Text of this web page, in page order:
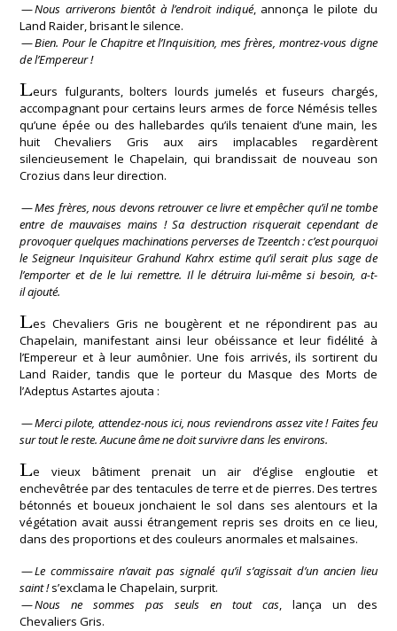
—Nous arriverons bientôt à l’endroit indiqué, annonça le pilote du
Land Raider, brisant le silence.
—Bien. Pour le Chapitre et l’Inquisition, mes frères, montrez-vous digne
de l’Empereur !
Leurs fulgurants, bolters lourds jumelés et fuseurs chargés,
accompagnant pour certains leurs armes de force Némésis telles
qu’une épée ou des hallebardes qu’ils tenaient d’une main, les
huit Chevaliers Gris aux airs implacables regardèrent
silencieusement le Chapelain, qui brandissait de nouveau son
Crozius dans leur direction.
—Mes frères, nous devons retrouver ce livre et empêcher qu’il ne tombe
entre de mauvaises mains ! Sa destruction risquerait cependant de
provoquer quelques machinations perverses de Tzeentch : c’est pourquoi
le Seigneur Inquisiteur Grahund Kahrx estime qu’il serait plus sage de
l’emporter et de le lui remettre. Il le détruira lui-même si besoin, a-t-
il ajouté.
Les Chevaliers Gris ne bougèrent et ne répondirent pas au
Chapelain, manifestant ainsi leur obéissance et leur fidélité à
l’Empereur et à leur aumônier. Une fois arrivés, ils sortirent du
Land Raider, tandis que le porteur du Masque des Morts de
l’Adeptus Astartes ajouta :
—Merci pilote, attendez-nous ici, nous reviendrons assez vite ! Faites feu
sur tout le reste. Aucune âme ne doit survivre dans les environs.
Le vieux bâtiment prenait un air d’église engloutie et
enchevêtrée par des tentacules de terre et de pierres. Des tertres
bétonnés et boueux jonchaient le sol dans ses alentours et la
végétation avait aussi étrangement repris ses droits en ce lieu,
dans des proportions et des couleurs anormales et malsaines.
—Le commissaire n’avait pas signalé qu’il s’agissait d’un ancien lieu
saint !s’exclama le Chapelain, surprit.
—Nous ne sommes pas seuls en tout cas, lança un des
Chevaliers Gris.